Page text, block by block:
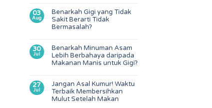
03
Aug
Benarkah Gigi yang Tidak
Sakit Berarti Tidak
Bermasalah?
30
Jul
Benarkah Minuman Asam
Lebih Berbahaya daripada
Makanan Manis untuk Gigi?
27
Jul
Jangan Asal Kumur! Waktu
Terbaik Membersihkan
Mulut Setelah Makan